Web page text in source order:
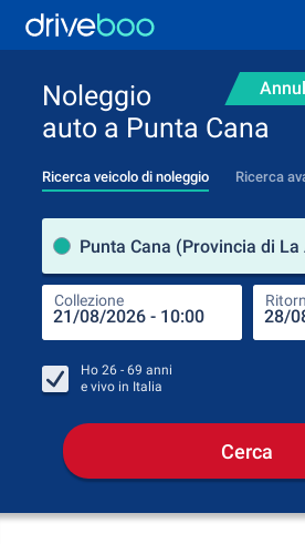
Noleggio
auto a Punta Cana
Ricerca veicolo di noleggio Ricerca
Collezione
Ho 26 - 69 anni
e vivo in Italia
Cerca